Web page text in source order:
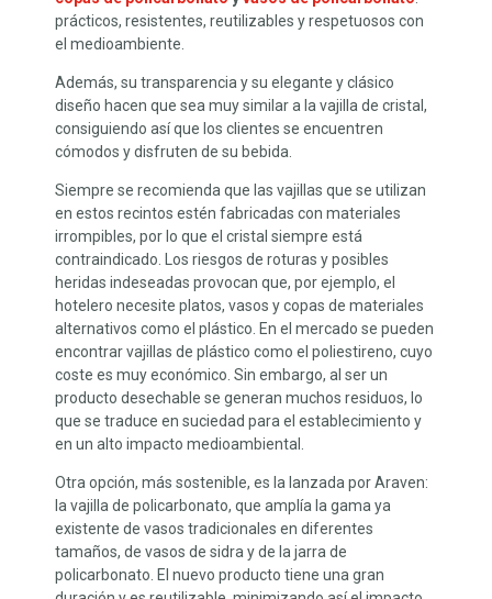
prácticos, resistentes, reutilizables y respetuosos con
el medioambiente.
Además, su transparencia y su elegante y clásico
diseño hacen que sea muy similar a la vajilla de cristal,
consiguiendo así que los clientes se encuentren
cómodos y disfruten de su bebida.
Siempre se recomienda que las vajillas que se utilizan
en estos recintos estén fabricadas con materiales
irrompibles, por lo que el cristal siempre está
contraindicado. Los riesgos de roturas y posibles
heridas indeseadas provocan que, por ejemplo, el
hotelero necesite platos, vasos y copas de materiales
alternativos como el plástico. En el mercado se pueden
encontrar vajillas de plástico como el poliestireno, cuyo
coste es muy económico. Sin embargo, al ser un
producto desechable se generan muchos residuos, lo
que se traduce en suciedad para el establecimiento y
en un alto impacto medioambiental.
Otra opción, más sostenible, es la lanzada por Araven:
la vajilla de policarbonato, que amplía la gama ya
existente de vasos tradicionales en diferentes
tamaños, de vasos de sidra y de la jarra de
policarbonato. El nuevo producto tiene una gran